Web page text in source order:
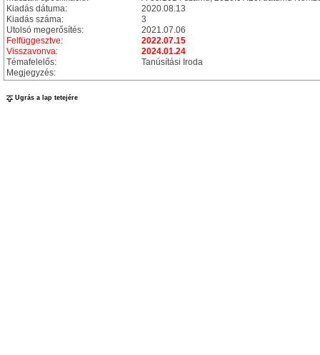
Kiadás dátuma:
2020.08.13
Kiadás száma:
3
Utolsó megerősítés:
2021.07.06
Felfüggesztve:
2022.07.15
Visszavonva:
2024.01.24
Témafelelős:
Tanúsítási Iroda
Megjegyzés:
Ugrás a lap tetejére